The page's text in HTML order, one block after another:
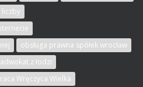
liczby
obsługa prawna spółek wrocław
z łodzi
Wręczyca Wielka